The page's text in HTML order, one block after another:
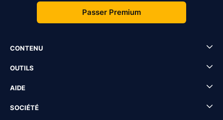
Passer Premium
CONTENU
OUTILS
AIDE
SOCIÉTÉ